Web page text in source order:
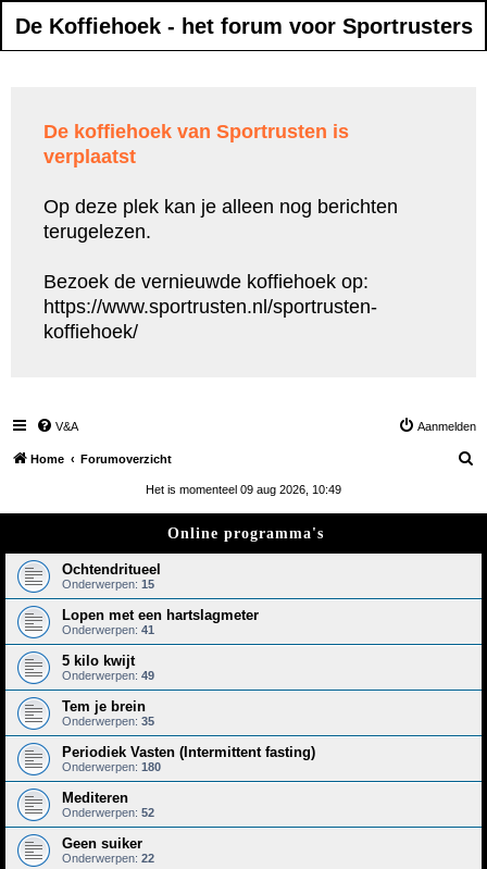
De Koffiehoek - het forum voor Sportrusters
De koffiehoek van Sportrusten is
verplaatst
Op deze plek kan je alleen nog berichten
terugelezen.
Bezoek de vernieuwde koffiehoek op:
https://www.sportrusten.nl/sportrusten-
koffiehoek/
V&A Aanmelden
Home Forumoverzicht
Het is momenteel 09 aug 2026, 10:49
Online programma's
Ochtendritueel
Onderwerpen: 15
Lopen met een hartslagmeter
Onderwerpen: 41
5 kilo kwijt
Onderwerpen: 49
Tem je brein
Onderwerpen: 35
Periodiek Vasten (Intermittent fasting)
Onderwerpen: 180
Mediteren
Onderwerpen: 52
Geen suiker
Onderwerpen: 22